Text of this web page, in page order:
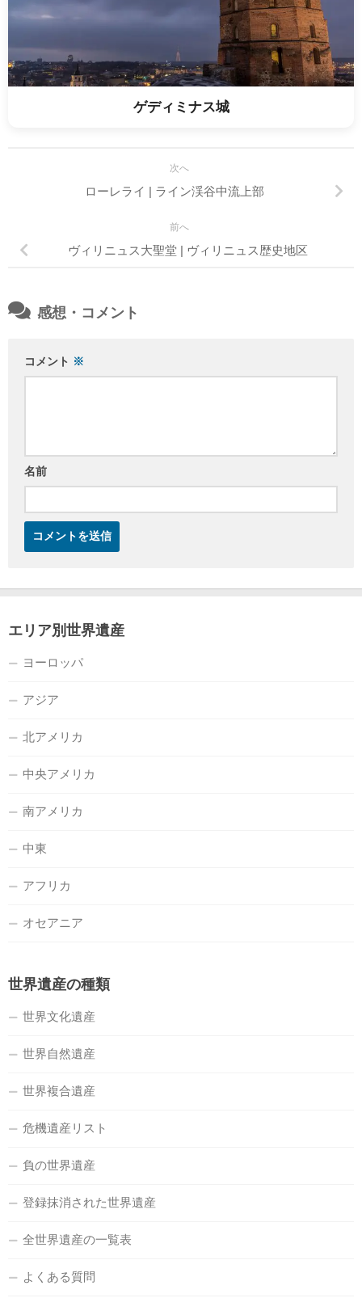
ゲディミナス城
次へ
ローレライ | ライン渓谷中流上部
前へ
ヴィリニュス大聖堂 | ヴィリニュス歴史地区
感想・コメント
コメント ※
名前
エリア別世界遺産
ヨーロッパ
アジア
北アメリカ
中央アメリカ
南アメリカ
中東
アフリカ
オセアニア
世界遺産の種類
世界文化遺産
世界自然遺産
世界複合遺産
危機遺産リスト
負の世界遺産
登録抹消された世界遺産
全世界遺産の一覧表
よくある質問